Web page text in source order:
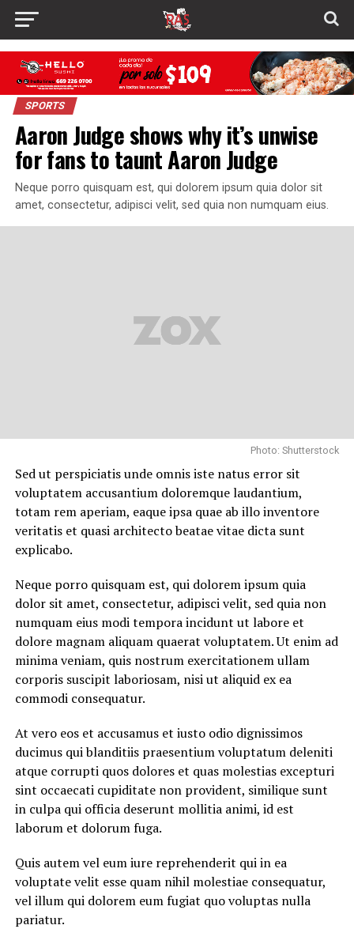
SPORTS
Aaron Judge shows why it’s unwise
for fans to taunt Aaron Judge
Neque porro quisquam est, qui dolorem ipsum quia dolor sit
amet, consectetur, adipisci velit, sed quia non numquam eius.
Photo: Shutterstock
Sed ut perspiciatis unde omnis iste natus error sit
voluptatem accusantium doloremque laudantium,
totam rem aperiam, eaque ipsa quae ab illo inventore
veritatis et quasi architecto beatae vitae dicta sunt
explicabo.
Neque porro quisquam est, qui dolorem ipsum quia
dolor sit amet, consectetur, adipisci velit, sed quia non
numquam eius modi tempora incidunt ut labore et
dolore magnam aliquam quaerat voluptatem. Ut enim ad
minima veniam, quis nostrum exercitationem ullam
corporis suscipit laboriosam, nisi ut aliquid ex ea
commodi consequatur.
At vero eos et accusamus et iusto odio dignissimos
ducimus qui blanditiis praesentium voluptatum deleniti
atque corrupti quos dolores et quas molestias excepturi
sint occaecati cupiditate non provident, similique sunt
in culpa qui officia deserunt mollitia animi, id est
laborum et dolorum fuga.
Quis autem vel eum iure reprehenderit qui in ea
voluptate velit esse quam nihil molestiae consequatur,
vel illum qui dolorem eum fugiat quo voluptas nulla
pariatur.